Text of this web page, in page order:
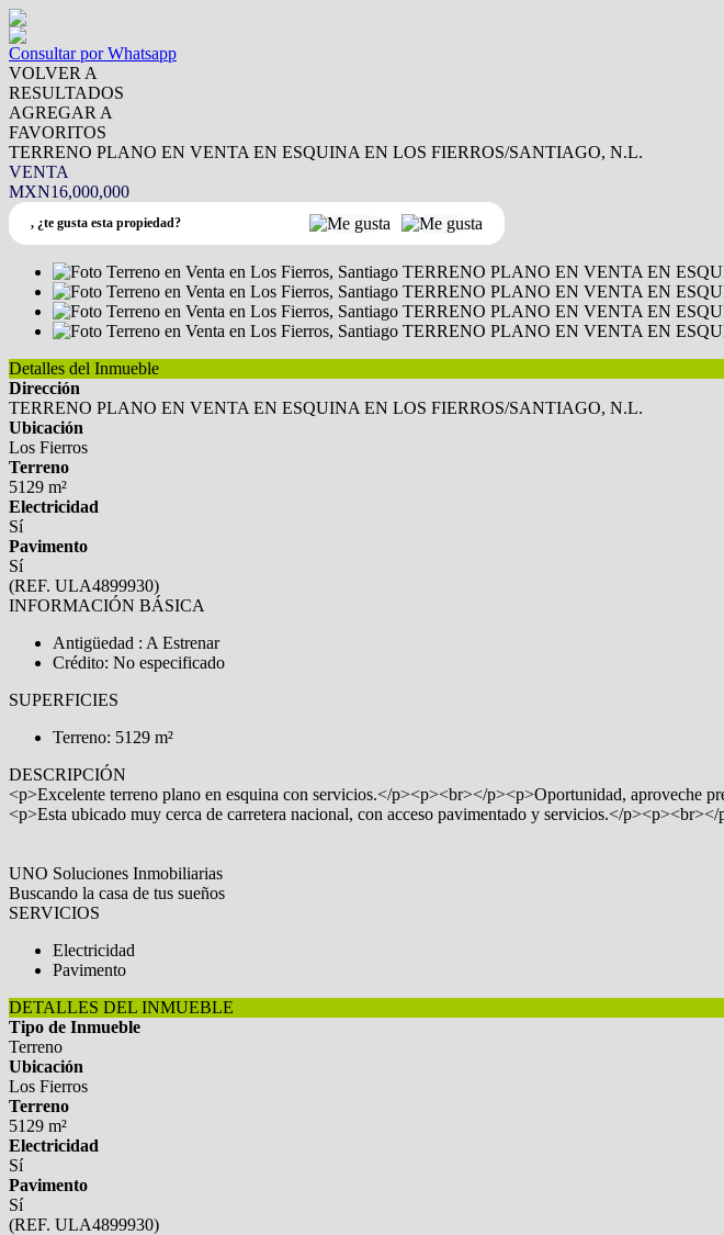
Consultar por Whatsapp
VOLVER A
RESULTADOS
AGREGAR A
FAVORITOS
TERRENO PLANO EN VENTA EN ESQUINA EN LOS FIERROS/SANTIAGO, N.L.
VENTA
MXN16,000,000
, ¿te gusta esta propiedad?
Detalles del Inmueble
Dirección
TERRENO PLANO EN VENTA EN ESQUINA EN LOS FIERROS/SANTIAGO, N.L.
Ubicación
Los Fierros
Terreno
5129 m²
Electricidad
Sí
Pavimento
Sí
(REF. ULA4899930)
INFORMACIÓN BÁSICA
Antigüedad : A Estrenar
Crédito: No especificado
SUPERFICIES
Terreno: 5129 m²
DESCRIPCIÓN
<p>Excelente terreno plano en esquina con servicios.</p><p><br></p><p>Oportunidad, aproveche
<p>Esta ubicado muy cerca de carretera nacional, con acceso pavimentado y servicios.</
UNO Soluciones Inmobiliarias
Buscando la casa de tus sueños
SERVICIOS
Electricidad
Pavimento
DETALLES DEL INMUEBLE
Tipo de Inmueble
Terreno
Ubicación
Los Fierros
Terreno
5129 m²
Electricidad
Sí
Pavimento
Sí
(REF. ULA4899930)